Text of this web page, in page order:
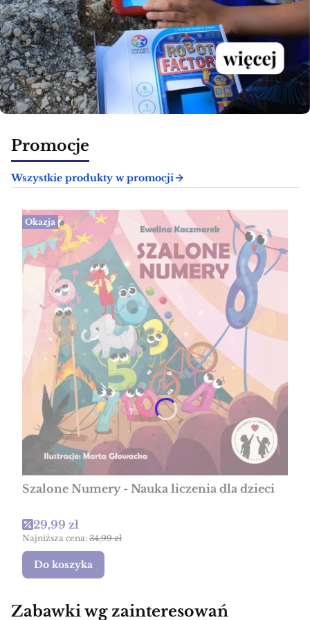
Promocje
Wszystkie produkty w promocji
Okazja
Szalone Numery - Nauka liczenia dla dzieci
Cena promocyjna
29,99 zł
Najniższa cena: 34,99 zł
Do koszyka
Zabawki wg zainteresowań